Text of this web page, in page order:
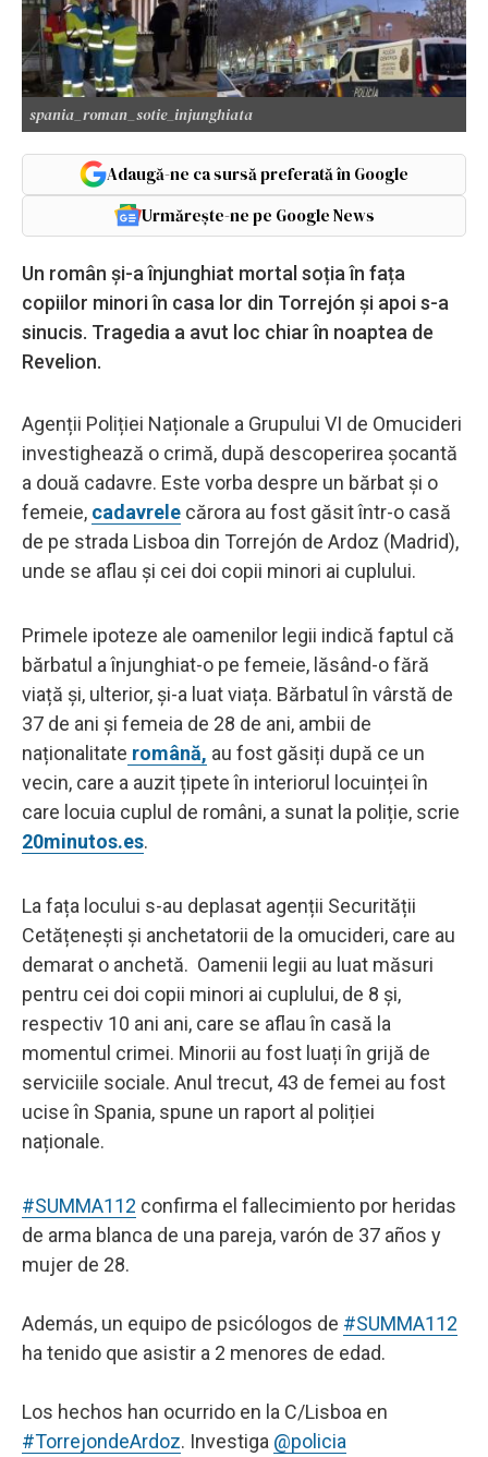
spania_roman_sotie_injunghiata
Adaugă-ne ca sursă preferată în Google
Urmărește-ne pe Google News
Un român și-a înjunghiat mortal soția în fața
copiilor minori în casa lor din Torrejón și apoi s-a
sinucis. Tragedia a avut loc chiar în noaptea de
Revelion.
Agenții Poliției Naționale a Grupului VI de Omucideri
investighează o crimă, după descoperirea șocantă
a două cadavre. Este vorba despre un bărbat și o
femeie, cadavrele cărora au fost găsit într-o casă
de pe strada Lisboa din Torrejón de Ardoz (Madrid),
unde se aflau și cei doi copii minori ai cuplului.
Primele ipoteze ale oamenilor legii indică faptul că
bărbatul a înjunghiat-o pe femeie, lăsând-o fără
viață și, ulterior, și-a luat viața. Bărbatul în vârstă de
37 de ani și femeia de 28 de ani, ambii de
naționalitate română, au fost găsiți după ce un
vecin, care a auzit țipete în interiorul locuinței în
care locuia cuplul de români, a sunat la poliție, scrie
20minutos.es.
La fața locului s-au deplasat agenții Securității
Cetățenești și anchetatorii de la omucideri, care au
demarat o anchetă. Oamenii legii au luat măsuri
pentru cei doi copii minori ai cuplului, de 8 și,
respectiv 10 ani ani, care se aflau în casă la
momentul crimei. Minorii au fost luați în grijă de
serviciile sociale. Anul trecut, 43 de femei au fost
ucise în Spania, spune un raport al poliției
naționale.
#SUMMA112 confirma el fallecimiento por heridas
de arma blanca de una pareja, varón de 37 años y
mujer de 28.
Además, un equipo de psicólogos de #SUMMA112
ha tenido que asistir a 2 menores de edad.
Los hechos han ocurrido en la C/Lisboa en
#TorrejondeArdoz. Investiga @policia